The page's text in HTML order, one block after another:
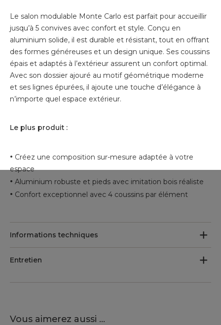
Le salon modulable Monte Carlo est parfait pour accueillir
jusqu’à 5 convives avec confort et style. Conçu en
aluminium solide, il est durable et résistant, tout en offrant
des formes généreuses et un design unique. Ses coussins
épais et adaptés à l’extérieur assurent un confort optimal.
Avec son dossier ajouré au motif géométrique moderne
et ses lignes épurées, il ajoute une touche d’élégance à
n’importe quel espace extérieur.
Le plus produit :
• Créez une composition sur-mesure adaptée à votre
espace
• Aluminium robuste et pieds avec imitation bois réaliste
• Confort exceptionnel avec 4 coussins par élément
Informations techniques
Entretien
Vous aimerez aussi ...